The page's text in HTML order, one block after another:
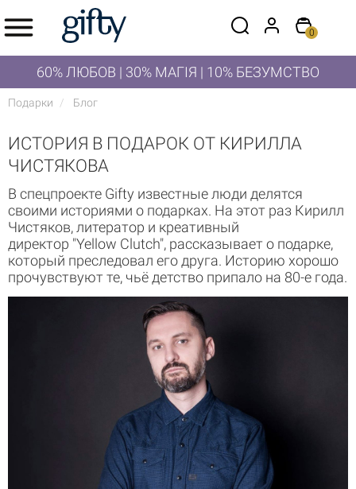
0
60% ЛЮБОВ | 30% МАГІЯ | 10% БЕЗУМСТВО
Подарки Блог
ИСТОРИЯ В ПОДАРОК ОТ КИРИЛЛА
ЧИСТЯКОВА
В спецпроекте Gifty известные люди делятся
своими историями о подарках. На этот раз Кирилл
Чистяков, литератор и креативный
директор "Yellow Clutch", рассказывает о подарке,
который преследовал его друга. Историю хорошо
прочувствуют те, чьё детство припало на 80-е года.